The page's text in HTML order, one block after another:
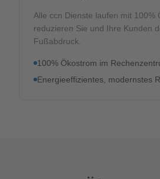
Alle ccn Dienste laufen mit 100%
reduzieren Sie und Ihre Kunden
Fußabdruck.
100% Ökostrom im
Energieeffizientes, modernstes